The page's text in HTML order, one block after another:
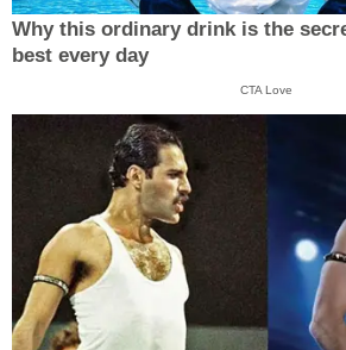
Why this ordinary drink is the
best every day
CTA Love